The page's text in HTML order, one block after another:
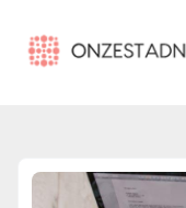
onzestadnijmegen.nl